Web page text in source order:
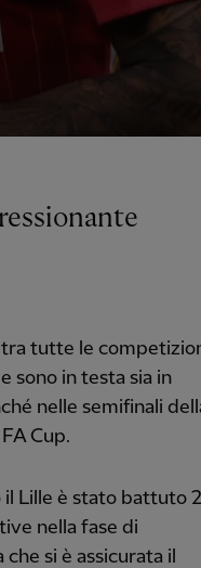
tra tutte le
sono in testa sia in
nelle semifinali
Cup.
Lille è stato battuto
nella fase di
si è assicurata il